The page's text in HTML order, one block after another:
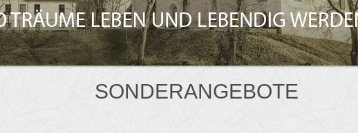
SONDERANGEBOTE